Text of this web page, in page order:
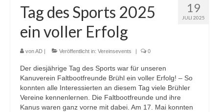
19
JULI 2025
Tag des Sports 2025
ein voller Erfolg
vonAD Veröffentlicht in: Vereinsevents 0
Der diesjährige Tag des Sports war für unseren
Kanuverein Faltbootfreunde Brühl ein voller Erfolg! – So
konnten alle Interessierten an diesem Tag viele Brühler
Vereine kennenlernen. Die Faltbootfreunde und ihre
Kanus waren ganz vorne mit dabei. Am 17. Mai konnten